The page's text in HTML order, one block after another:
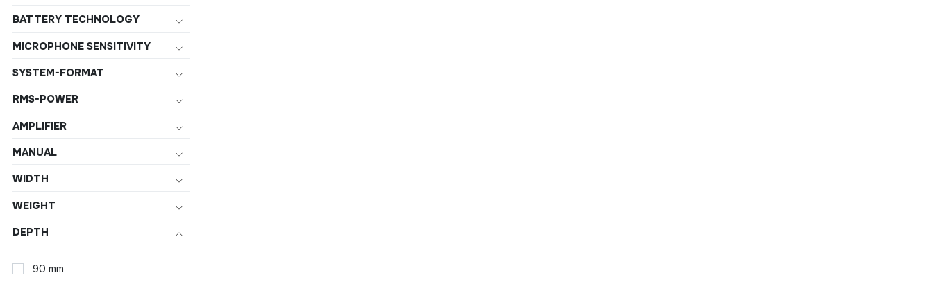
BATTERY TECHNOLOGY
MICROPHONE SENSITIVITY
SYSTEM-FORMAT
RMS-POWER
AMPLIFIER
MANUAL
WIDTH
WEIGHT
DEPTH
90 mm